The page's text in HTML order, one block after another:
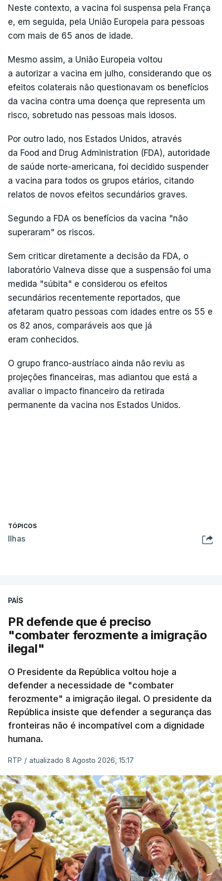
Neste contexto, a vacina foi suspensa pela França
e, em seguida, pela União Europeia para pessoas
com mais de 65 anos de idade.
Mesmo assim, a União Europeia voltou
a autorizar a vacina em julho, considerando que os
efeitos colaterais não questionavam os benefícios
da vacina contra uma doença que representa um
risco, sobretudo nas pessoas mais idosos.
Por outro lado, nos Estados Unidos, através
da Food and Drug Administration (FDA), autoridade
de saúde norte-americana, foi decidido suspender
a vacina para todos os grupos etários, citando
relatos de novos efeitos secundários graves.
Segundo a FDA os benefícios da vacina "não
superaram" os riscos.
Sem criticar diretamente a decisão da FDA, o
laboratório Valneva disse que a suspensão foi uma
medida "súbita" e considerou os efeitos
secundários recentemente reportados, que
afetaram quatro pessoas com idades entre os 55 e
os 82 anos, comparáveis aos que já
eram conhecidos.
O grupo franco-austríaco ainda não reviu as
projeções financeiras, mas adiantou que está a
avaliar o impacto financeiro da retirada
permanente da vacina nos Estados Unidos.
TÓPICOS
Ilhas
PAÍS
PR defende que é preciso
"combater ferozmente a imigração
ilegal"
O Presidente da República voltou hoje a
defender a necessidade de "combater
ferozmente" a imigração ilegal. O presidente da
República insiste que defender a segurança das
fronteiras não é incompatível com a dignidade
humana.
RTP / atualizado 8 Agosto 2026, 15:17